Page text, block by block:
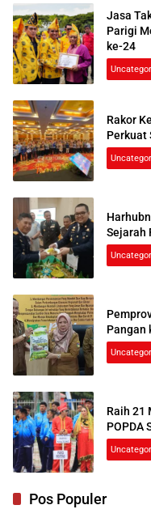
Jasa
Parigi
ke-24
Rakor
Perkuat
Sejarah
Pangan
Raih 21
POPDA
Pos Populer